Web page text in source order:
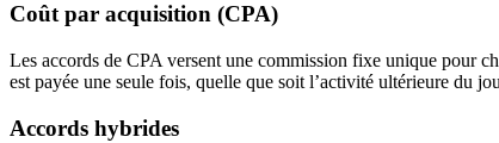
Coût par acquisition (CPA)
Les accords de CPA versent une commission fixe unique pour
est payée une seule fois, quelle que soit l’activité ultérieure du
Accords hybrides